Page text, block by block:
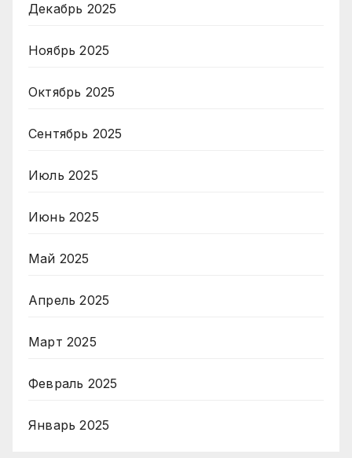
Декабрь 2025
Ноябрь 2025
Октябрь 2025
Сентябрь 2025
Июль 2025
Июнь 2025
Май 2025
Апрель 2025
Март 2025
Февраль 2025
Январь 2025